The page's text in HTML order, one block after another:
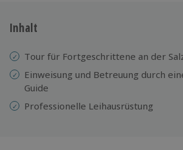
Inhalt
Tour für Fortgeschrittene an der
Einweisung und Betreuung durch
Guide
Professionelle Leihausrüstung